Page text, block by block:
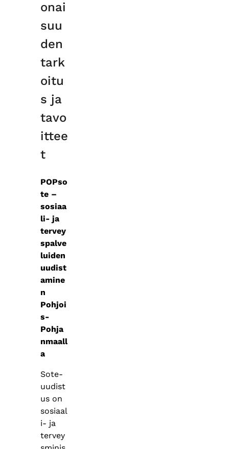
onai
suu
den
tark
oitu
s ja
tavo
ittee
t
POPso
te –
sosiaa
li- ja
tervey
spalve
luiden
uudist
amine
n
Pohjoi
s-
Pohja
nmaall
a
Sote-
uudist
us on
sosiaal
i- ja
tervey